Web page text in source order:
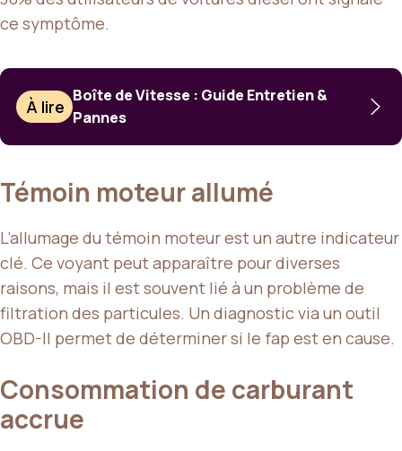
ce symptôme.
À lire
Boîte de Vitesse : Guide Entretien &
Pannes
Témoin moteur allumé
L’allumage du témoin moteur est un autre indicateur
clé. Ce voyant peut apparaître pour diverses
raisons, mais il est souvent lié à un problème de
filtration des particules. Un diagnostic via un outil
OBD-II permet de déterminer si le fap est en cause.
Consommation de carburant
accrue